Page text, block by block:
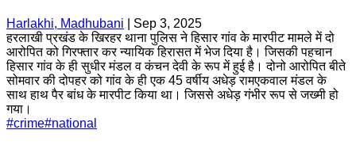
Harlakhi, Madhubani
Sep 3, 2025
हरलाखी प्रखंड के खिरहर थाना पुलिस ने हिसार गांव के मारपीट मामले में दो
आरोपित को गिरफ्तार कर न्यायिक हिरासत में भेज दिया है। जिसकी पहचान
हिसार गांव के ही सुधीर मंडल व कंचन देवी के रूप में हुई है। दोनो आरोपित बीते
सोमवार की दोपहर को गांव के ही एक 45 वर्षीय अधेड़ रामएकवाल मंडल के
साथ हाथ पैर बांध के मारपीट किया था। जिससे अधेड़ गंभीर रूप से जख्मी हो
गया।
#crime#national